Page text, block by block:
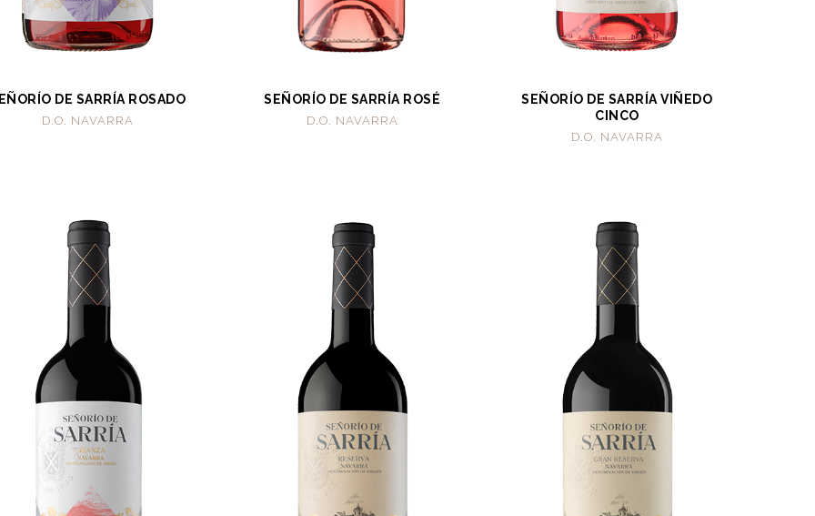
DE SARRÍA ROSADO
D.O. NAVARRA
SEÑORÍO DE SARRÍA ROSÉ
D.O. NAVARRA
SEÑORÍO DE SARRÍA VIÑEDO
CINCO
D.O. NAVARRA